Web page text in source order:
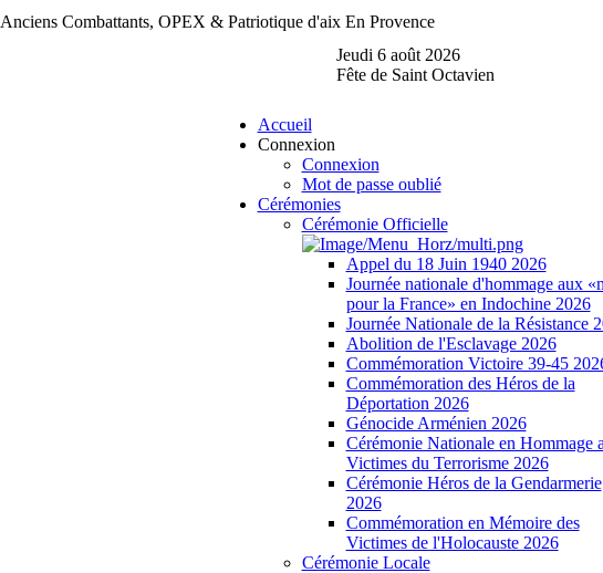
Anciens Combattants, OPEX & Patriotique d'aix En Provence
Jeudi 6 août 2026
Fête de Saint Octavien
Accueil
Connexion
Connexion
Mot de passe oublié
Cérémonies
Cérémonie Officielle
Appel du 18 Juin 1940 2026
Journée nationale d'hommage aux
pour la France» en Indochine 2026
Journée Nationale de la Résistance
Abolition de l'Esclavage 2026
Commémoration Victoire 39-45
Commémoration des Héros de la
Déportation 2026
Génocide Arménien 2026
Cérémonie Nationale en Hommage
Victimes du Terrorisme 2026
Cérémonie Héros de la Gendarmerie
2026
Commémoration en Mémoire des
Victimes de l'Holocauste 2026
Cérémonie Locale